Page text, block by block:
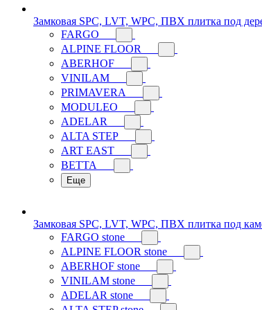
Замковая SPC, LVT, WPC, ПВХ плитка под
FARGO
ALPINE FLOOR
ABERHOF
VINILAM
PRIMAVERA
MODULEO
ADELAR
ALTA STEP
ART EAST
BETTA
Еще
Замковая SPC, LVT, WPC, ПВХ плитка под
FARGO stone
ALPINE FLOOR stone
ABERHOF stone
VINILAM stone
ADELAR stone